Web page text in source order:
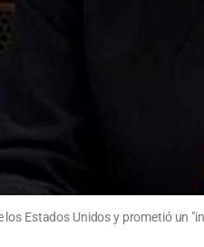
Estados Unidos y prometió un